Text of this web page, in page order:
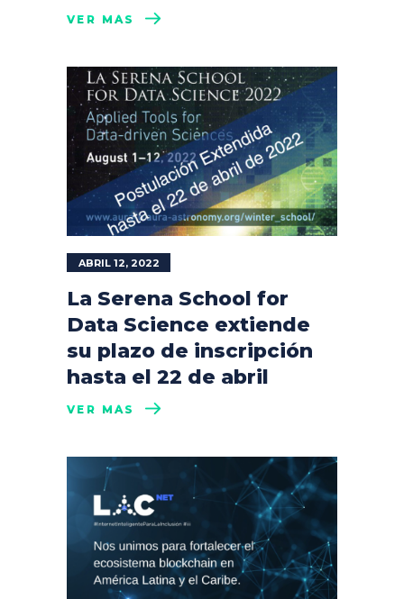
VER MÁS
ABRIL 12, 2022
La Serena School for
Data Science extiende
su plazo de inscripción
hasta el 22 de abril
VER MÁS